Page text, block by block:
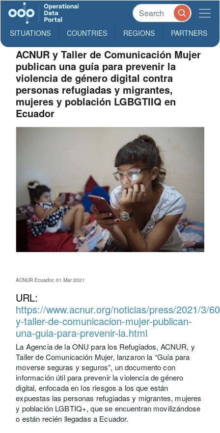
SITUATIONS COUNTRIES REGIONS PARTNERS
ACNUR y Taller de Comunicación Mujer
publican una guía para prevenir la
violencia de género digital contra
personas refugiadas y migrantes,
mujeres y población LGBGTIIQ en
Ecuador
ACNUR Ecuador, 01 Mar 2021
URL:
https://www.acnur.org/noticias/press/2021/3/
y-taller-de-comunicacion-mujer-publican-
una-guia-para-prevenir-la.html
La Agencia de la ONU para los Refugiados, ACNUR, y
Taller de Comunicación Mujer, lanzaron la “Guía para
moverse seguras y seguros”, un documento con
información útil para prevenir la violencia de género
digital, enfocada en los riesgos a los que están
expuestas las personas refugiadas y migrantes, mujeres
y población LGBTIQ+, que se encuentran movilizándose
o están recién llegadas a Ecuador.